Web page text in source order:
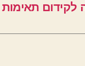
לקידום